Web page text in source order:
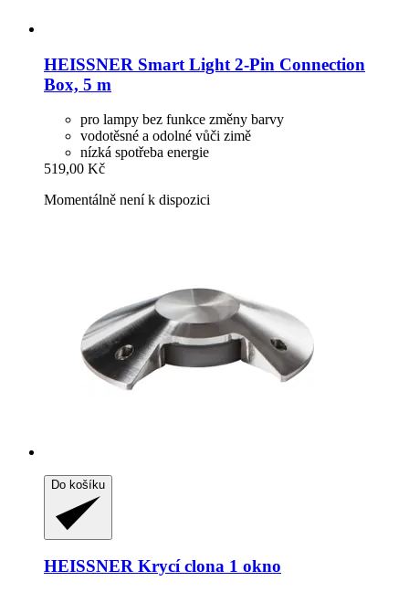
HEISSNER Smart Light 2-​Pin Connection
Box, 5 m
pro lampy bez funkce změny barvy
vodotěsné a odolné vůči zimě
nízká spotřeba energie
519,00 Kč
Momentálně není k dispozici
Do košíku
HEISSNER Krycí clona 1 okno